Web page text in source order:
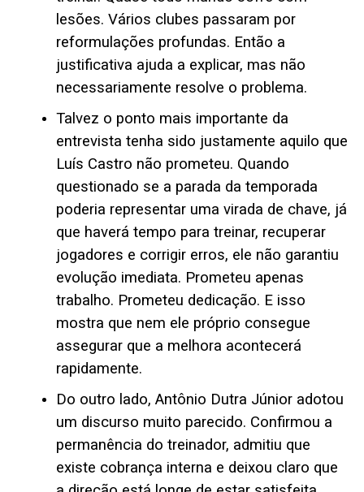
lesões. Vários clubes passaram por
reformulações profundas. Então a
justificativa ajuda a explicar, mas não
necessariamente resolve o problema.
Talvez o ponto mais importante da
entrevista tenha sido justamente aquilo que
Luís Castro não prometeu. Quando
questionado se a parada da temporada
poderia representar uma virada de chave, já
que haverá tempo para treinar, recuperar
jogadores e corrigir erros, ele não garantiu
evolução imediata. Prometeu apenas
trabalho. Prometeu dedicação. E isso
mostra que nem ele próprio consegue
assegurar que a melhora acontecerá
rapidamente.
Do outro lado, Antônio Dutra Júnior adotou
um discurso muito parecido. Confirmou a
permanência do treinador, admitiu que
existe cobrança interna e deixou claro que